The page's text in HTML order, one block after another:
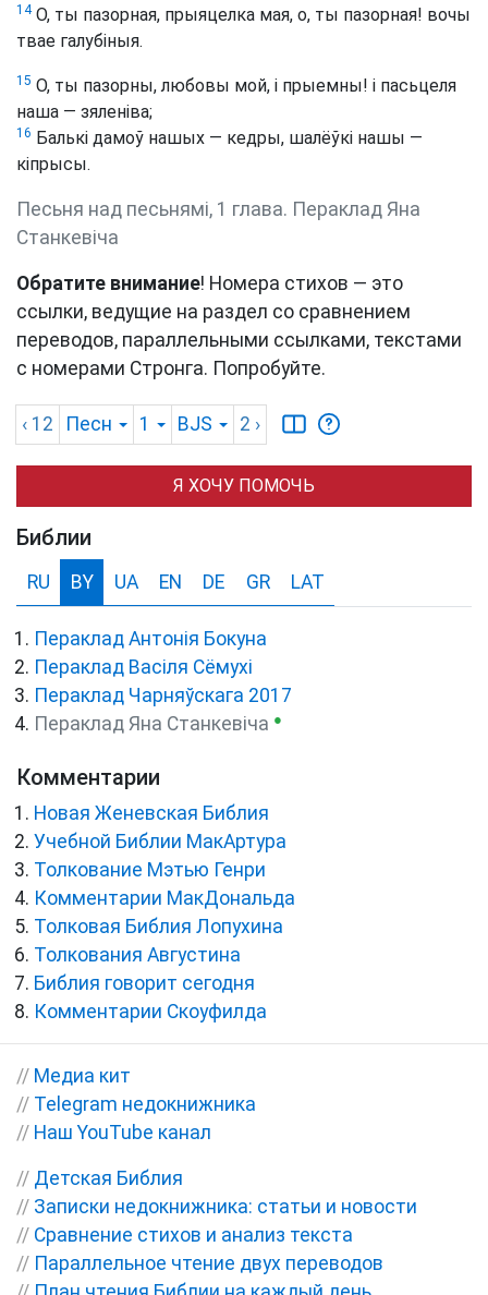
14О, ты пазорная, прыяцелка мая, о, ты пазорная! вочы
твае галубіныя.
15 О, ты пазорны, любовы мой, і прыемны! і пасьцеля
наша — зяленіва;
16 Балькі дамоў нашых — кедры, шалёўкі нашы —
кіпрысы.
Песьня над песьнямі, 1 глава. Пераклад Яна
Станкевіча
Обратите внимание! Номера стихов — это
ссылки, ведущие на раздел со сравнением
переводов, параллельными ссылками, текстами
с номерами Стронга. Попробуйте.
‹ 12 Песн 1 BJS 2 ›
Я ХОЧУ ПОМОЧЬ
Библии
RU BY UA EN DE GR LAT
Пераклад Антонія Бокуна
Пераклад Васіля Сёмухі
Пераклад Чарняўскага 2017
Пераклад Яна Станкевіча ●
Комментарии
Новая Женевская Библия
Учебной Библии МакАртура
Толкование Мэтью Генри
Комментарии МакДональда
Толковая Библия Лопухина
Толкования Августина
Библия говорит сегодня
Комментарии Скоуфилда
// Медиа кит
// Telegram недокнижника
// Наш YouTube канал
// Детская Библия
// Записки недокнижника: статьи и новости
// Сравнение стихов и анализ текста
// Параллельное чтение двух переводов